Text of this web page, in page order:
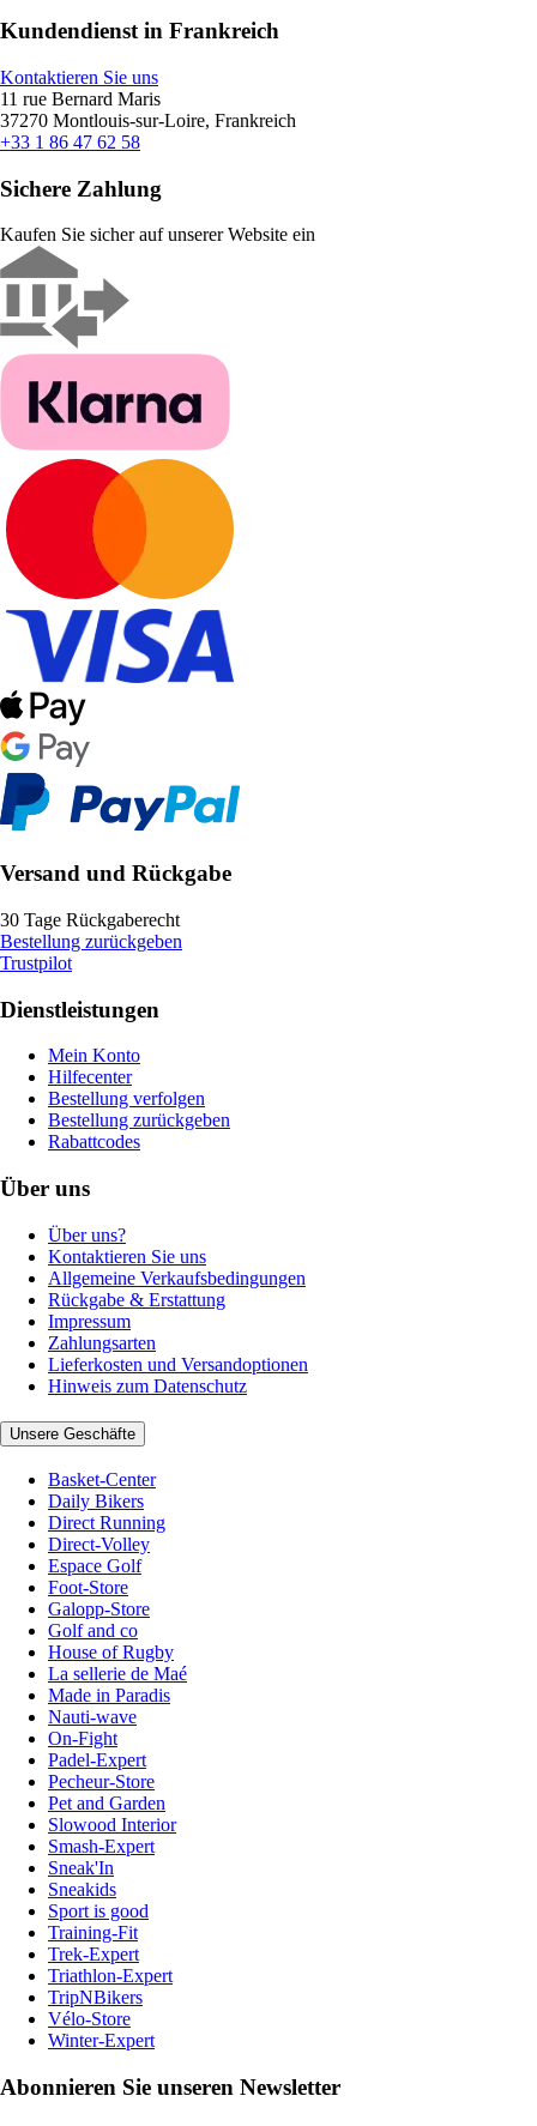
Kundendienst in Frankreich
Kontaktieren Sie uns
11 rue Bernard Maris
37270 Montlouis-sur-Loire, Frankreich
+33 1 86 47 62 58
Sichere Zahlung
Kaufen Sie sicher auf unserer Website ein
Versand und Rückgabe
30 Tage Rückgaberecht
Bestellung zurückgeben
Trustpilot
Dienstleistungen
Mein Konto
Hilfecenter
Bestellung verfolgen
Bestellung zurückgeben
Rabattcodes
Über uns
Über uns?
Kontaktieren Sie uns
Allgemeine Verkaufsbedingungen
Rückgabe & Erstattung
Impressum
Zahlungsarten
Lieferkosten und Versandoptionen
Hinweis zum Datenschutz
Unsere Geschäfte
Basket-Center
Daily Bikers
Direct Running
Direct-Volley
Espace Golf
Foot-Store
Galopp-Store
Golf and co
House of Rugby
La sellerie de Maé
Made in Paradis
Nauti-wave
On-Fight
Padel-Expert
Pecheur-Store
Pet and Garden
Slowood Interior
Smash-Expert
Sneak'In
Sneakids
Sport is good
Training-Fit
Trek-Expert
Triathlon-Expert
TripNBikers
Vélo-Store
Winter-Expert
Abonnieren Sie unseren Newsletter